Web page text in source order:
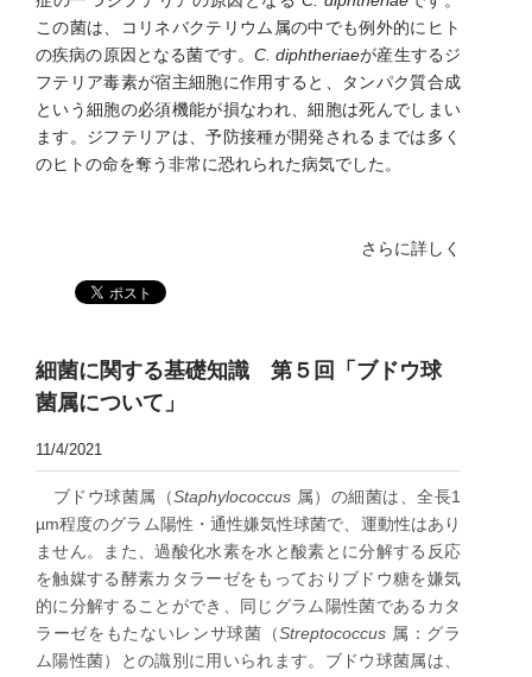
この菌は、コリネバクテリウム属の中でも例外的にヒト
の疾病の原因となる菌です。 C. diphtheriaeが産生するジ
フテリア毒素が宿主細胞に作用すると、タンパク質合成
という細胞の必須機能が損なわれ、細胞は死んでしまい
ます。ジフテリアは、予防接種が開発されるまでは多く
のヒトの命を奪う非常に恐れられた病気でした。
さらに詳しく
細菌に関する基礎知識 第５回「ブドウ球
菌属について」
11/4/2021
ブドウ球菌属（Staphylococcus 属）の細菌は、全長1
µm程度のグラム陽性・通性嫌気性球菌で、運動性はあり
ません。また、過酸化水素を水と酸素とに分解する反応
を触媒する酵素カタラーゼをもっておりブドウ糖を嫌気
的に分解することができ、同じグラム陽性菌であるカタ
ラーゼをもたないレンサ球菌（Streptococcus 属：グラ
ム陽性菌）との識別に用いられます。ブドウ球菌属は、